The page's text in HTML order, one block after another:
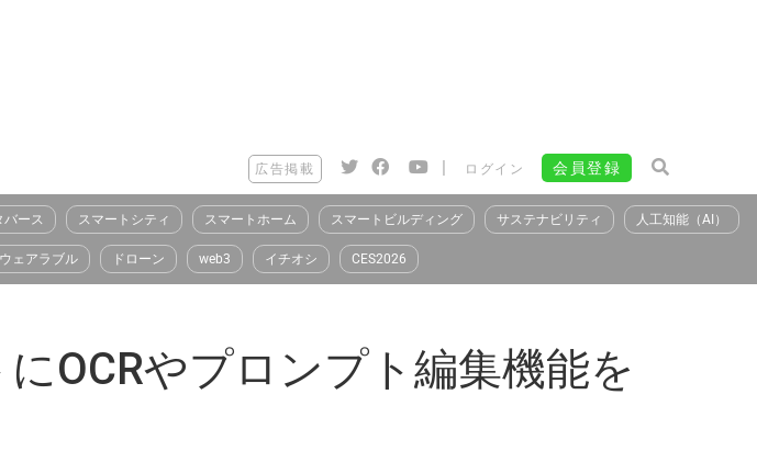
広告掲載 | ログイン 会員登録
バース スマートシティ スマートホーム スマートビルディング サステナビリティ 人工知能（AI）
ウェアラブル ドローン web3 イチオシ CES2026
OCRやプロンプト編集機能を